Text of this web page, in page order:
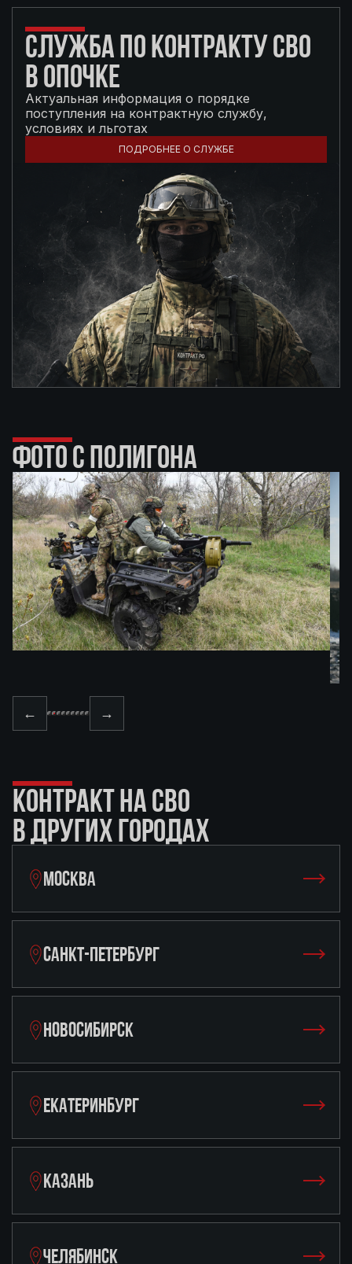
СЛУЖБА ПО КОНТРАКТУ СВО
В ОПОЧКЕ
Актуальная информация о порядке
поступления на контрактную службу,
условиях и льготах
ПОДРОБНЕЕ О СЛУЖБЕ
ФОТО С ПОЛИГОНА
← →
КОНТРАКТ НА СВО
В ДРУГИХ ГОРОДАХ
МОСКВА
САНКТ-ПЕТЕРБУРГ
НОВОСИБИРСК
ЕКАТЕРИНБУРГ
КАЗАНЬ
ЧЕЛЯБИНСК